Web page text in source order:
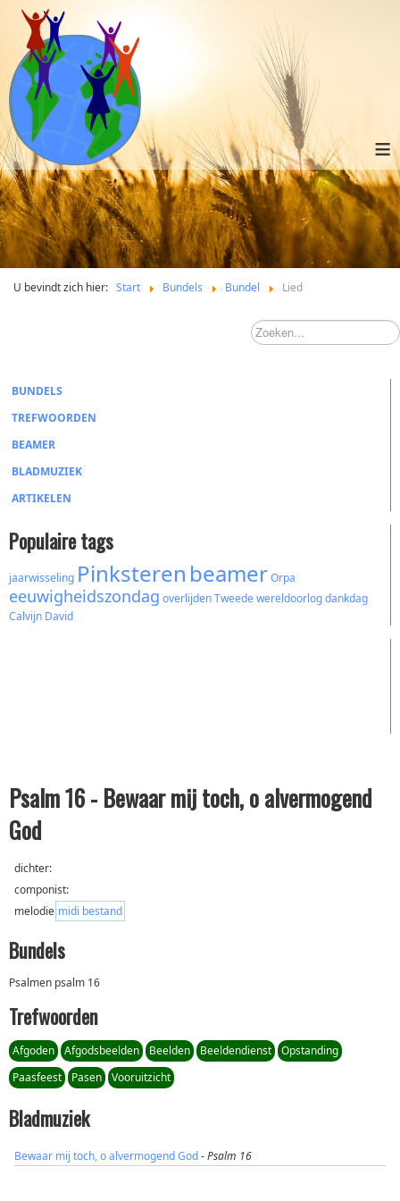
≡
U bevindt zich hier: Start Bundels Bundel Lied
BUNDELS
TREFWOORDEN
BEAMER
BLADMUZIEK
ARTIKELEN
Populaire tags
jaarwisseling Pinksteren beamerOrpa
eeuwigheidszondag overlijdenTweede wereldoorlogdankdag
Calvijn David
Psalm 16 - Bewaar mij toch, o alvermogend
God
dichter:
componist:
melodie:midi bestand
Bundels
Psalmen psalm 16
Trefwoorden
Afgoden Afgodsbeelden Beelden Beeldendienst
Opstanding
Paasfeest
Pasen Vooruitzicht
Bladmuziek
Bewaar mij toch, o alvermogend God-Psalm 16